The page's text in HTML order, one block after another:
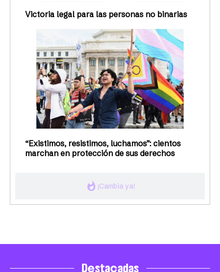
whatshot ¡Cambia ya!
Victoria legal para las personas no binarias
“Existimos, resistimos, luchamos”: cientos
marchan en protección de sus derechos
Destacadas